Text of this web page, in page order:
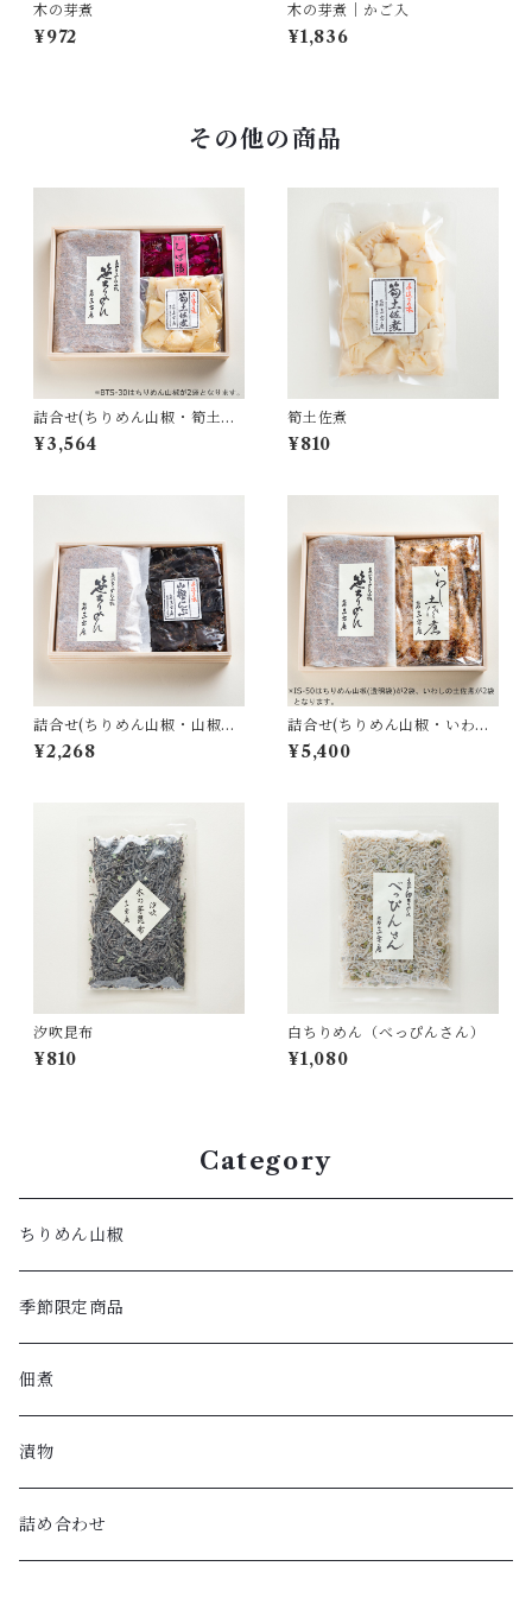
木の芽煮
¥972
木の芽煮｜かご入
¥1,836
その他の商品
詰合せ(ちりめん山椒・筍土佐
煮・しば漬｜BTS-30)
¥3,564
筍土佐煮
¥810
詰合せ(ちりめん山椒・山椒昆
布｜SK-20)
¥2,268
詰合せ(ちりめん山椒・いわし
土佐煮｜IS-50)
¥5,400
汐吹昆布
¥810
白ちりめん（べっぴんさん）
¥1,080
Category
ちりめん山椒
季節限定商品
佃煮
漬物
詰め合わせ